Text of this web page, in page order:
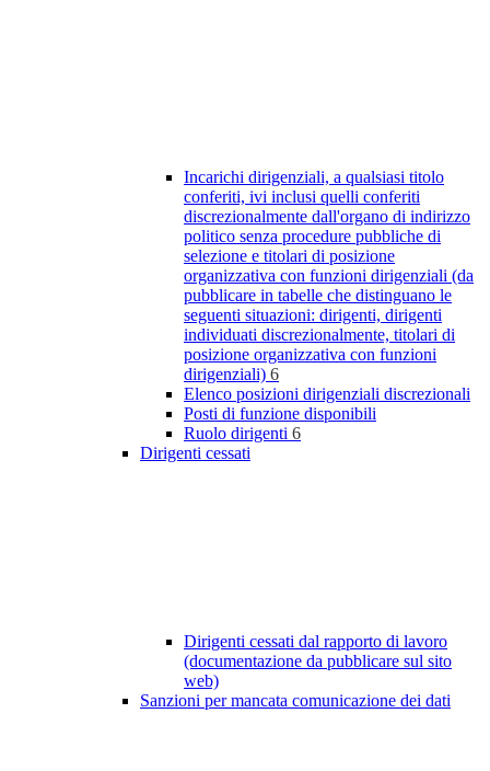
Incarichi dirigenziali, a qualsiasi titolo
conferiti, ivi inclusi quelli conferiti
discrezionalmente dall'organo di indirizzo
politico senza procedure pubbliche di
selezione e titolari di posizione
organizzativa con funzioni dirigenziali (da
pubblicare in tabelle che distinguano le
seguenti situazioni: dirigenti, dirigenti
individuati discrezionalmente, titolari di
posizione organizzativa con funzioni
dirigenziali) 6
Elenco posizioni dirigenziali discrezionali
Posti di funzione disponibili
Ruolo dirigenti 6
Dirigenti cessati
Dirigenti cessati dal rapporto di lavoro
(documentazione da pubblicare sul sito
web)
Sanzioni per mancata comunicazione dei dati